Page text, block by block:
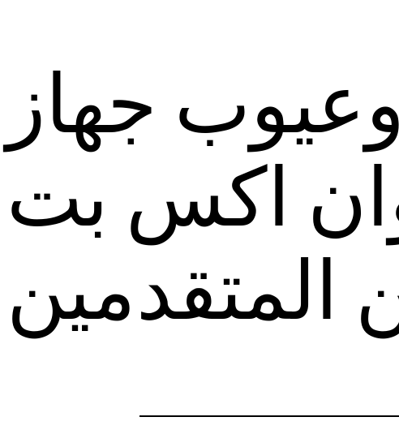
جهاز
اكس بت
المتقدمين